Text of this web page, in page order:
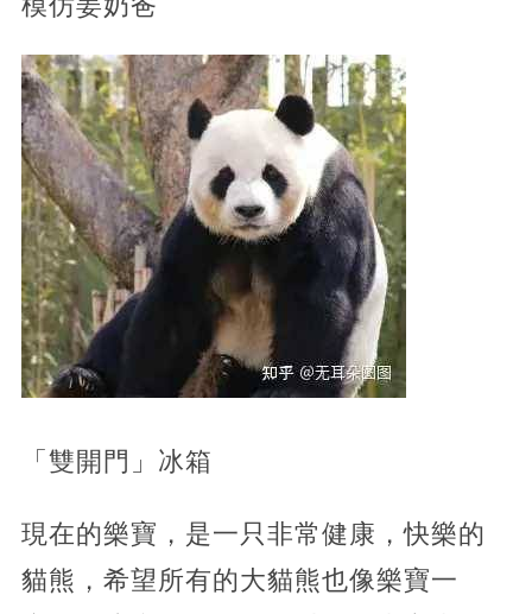
「雙開門」冰箱
現在的樂寶，是一只非常健康，快樂的
貓熊，希望所有的大貓熊也像樂寶一